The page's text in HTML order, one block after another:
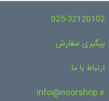
025-32120102
پیگیری سفارش
ارتباط با ما
info@noorshop.ir